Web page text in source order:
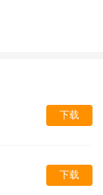
下载
下载